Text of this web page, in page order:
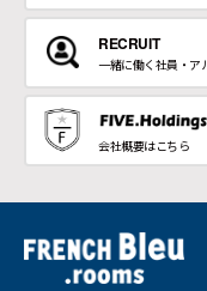
RECRUIT
一緒に働く社員・ア
会社概要はこちら